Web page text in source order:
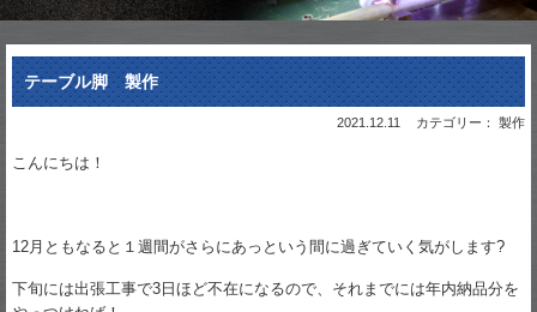
テーブル脚 製作
2021.12.11 カテゴリー： 製作
こんにちは！
12月ともなると１週間がさらにあっという間に過ぎていく気がします?
下旬には出張工事で3日ほど不在になるので、それまでには年内納品分を